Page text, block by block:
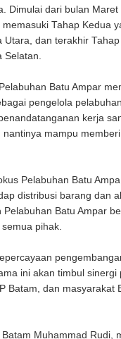
Dimulai dari bulan Maret
Tahap Kedua
Utara, dan terakhir
Batu Ampar
pengelola
kerja
mampu
Pelabuhan Batu
distribusi barang dan
Batu Ampar
pihak.
ini akan timbul sinergi
Batam, dan masyarakat
Muhammad Rudi,